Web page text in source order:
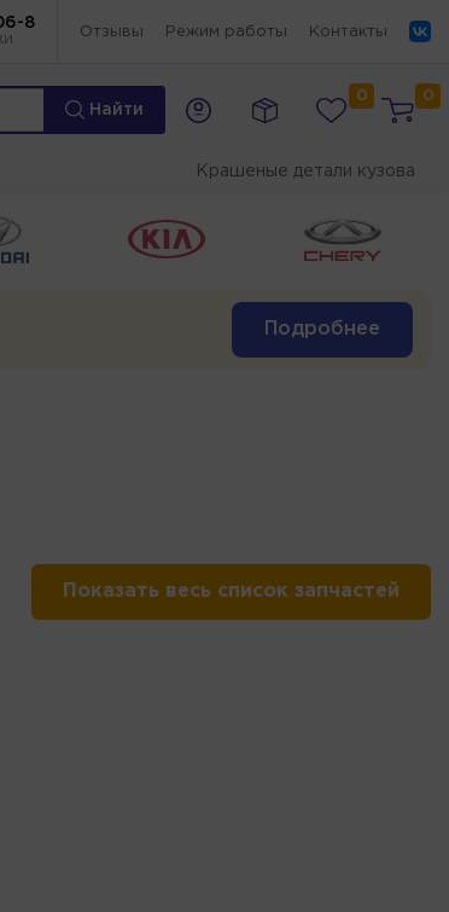
8
Отзывы Режим работы Контакты
Найти
0 0
Крашеные детали кузова
Подробнее
Показать весь список запчастей